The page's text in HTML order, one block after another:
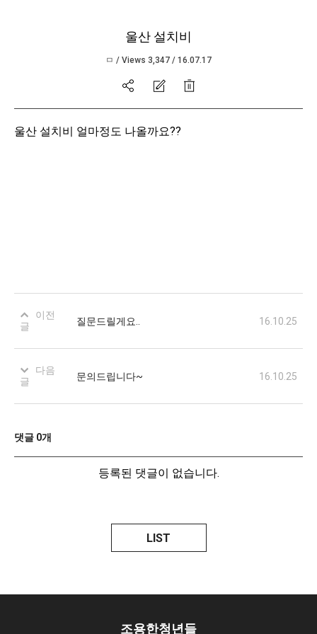
울산 설치비
ㅁ / Views 3,347 / 16.07.17
본문
울산 설치비 얼마정도 나올까요??
이전
글
질문드릴게요.. 16.10.25
다음
글
문의드립니다~ 16.10.25
댓글 0개
등록된 댓글이 없습니다.
LIST
조용한청년들